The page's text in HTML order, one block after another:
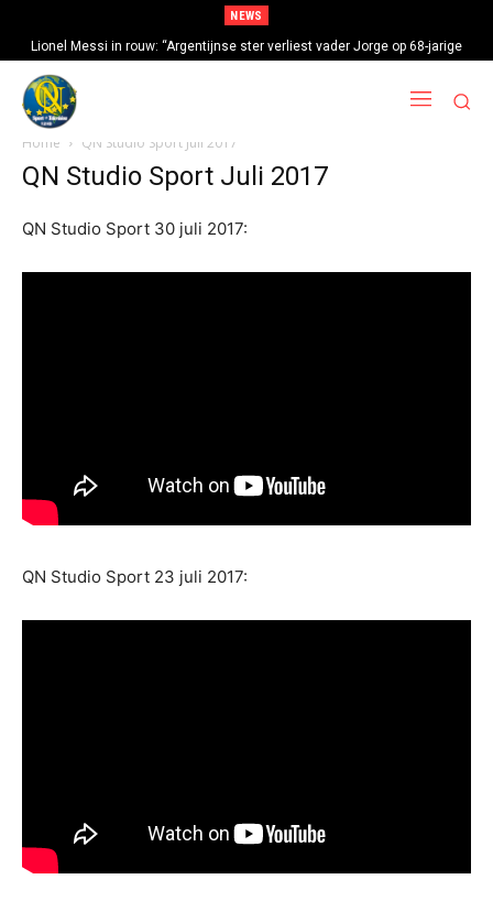
NEWS
Lionel Messi in rouw: “Argentijnse ster verliest vader Jorge op 68-jarige
leeftijd na gezondheidsproblemen”
Home QN Studio Sport Juli 2017
QN Studio Sport Juli 2017
QN Studio Sport 30 juli 2017:
QN Studio Sport 23 juli 2017: